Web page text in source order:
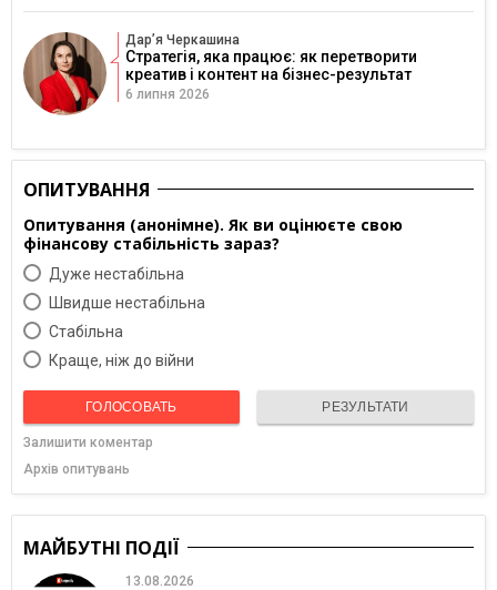
Дарʼя Черкашина
Стратегія, яка працює: як перетворити
креатив і контент на бізнес-результат
6 липня 2026
ОПИТУВАННЯ
Опитування (анонімне). Як ви оцінюєте свою
фінансову стабільність зараз?
Дуже нестабільна
Швидше нестабільна
Cтабільна
Краще, ніж до війни
ГОЛОСОВАТЬ РЕЗУЛЬТАТИ
Залишити коментар
Архів опитувань
МАЙБУТНІ ПОДІЇ
13.08.2026